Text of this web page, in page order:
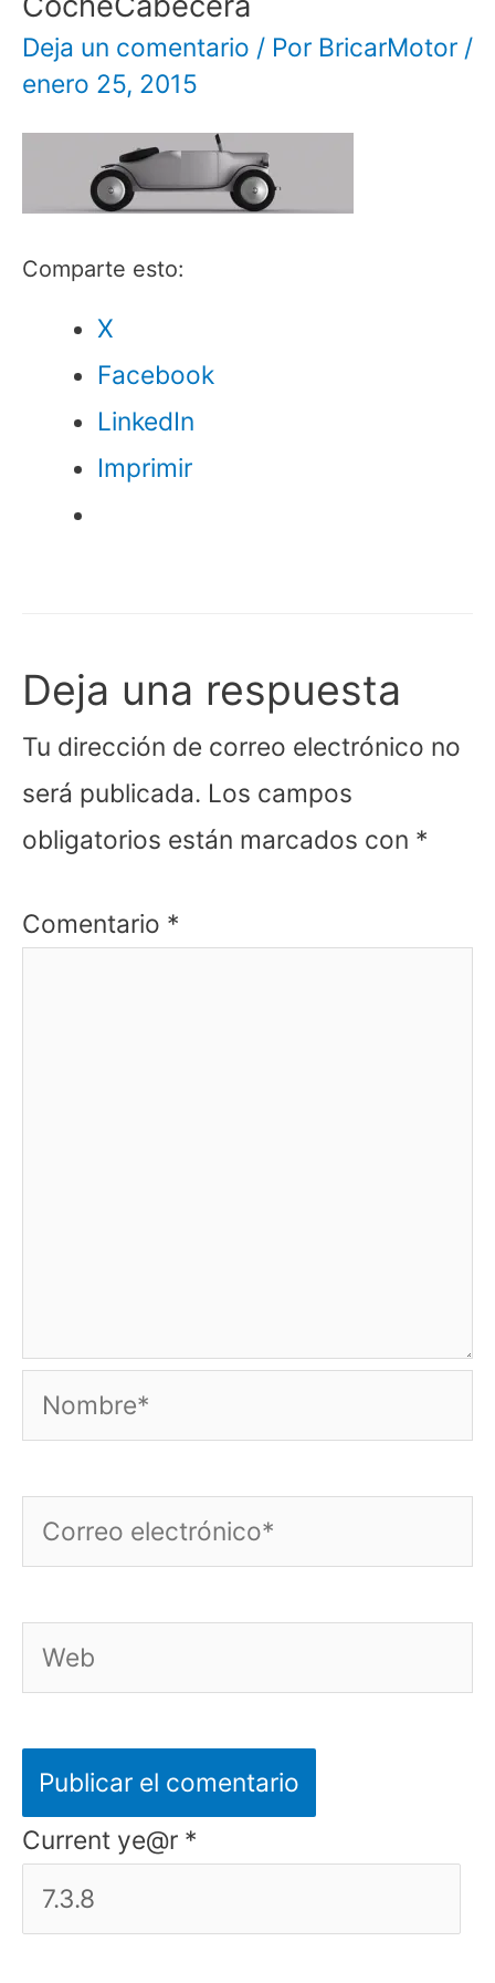
Deja un comentario / Por BricarMotor /
enero 25, 2015
Comparte esto:
X
Facebook
LinkedIn
Imprimir
Deja una respuesta
Tu dirección de correo electrónico no
será publicada. Los campos
obligatorios están marcados con *
Comentario *
Nombre*
Correo
electrónico*
Web
Current ye@r *